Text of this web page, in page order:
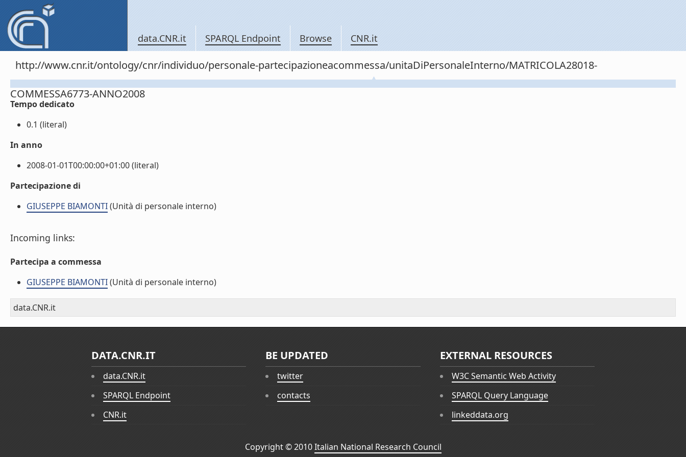
data.CNR.it SPARQL Endpoint Browse CNR.it
http://www.cnr.it/ontology/cnr/individuo/personale-partecipazioneacommessa/unitaDiPersonaleInterno/MATRICOLA28018-
COMMESSA6773-ANNO2008
Tempo dedicato
0.1 (literal)
In anno
2008-01-01T00:00:00+01:00 (literal)
Partecipazione di
GIUSEPPE BIAMONTI(Unità di personale interno)
Incoming links:
Partecipa a commessa
GIUSEPPE BIAMONTI(Unità di personale interno)
data.CNR.it
DATA.CNR.IT
data.CNR.it
SPARQL Endpoint
CNR.it
BE UPDATED
twitter
contacts
EXTERNAL RESOURCES
W3C Semantic Web Activity
SPARQL Query Language
linkeddata.org
Copyright © 2010Italian National Research Council